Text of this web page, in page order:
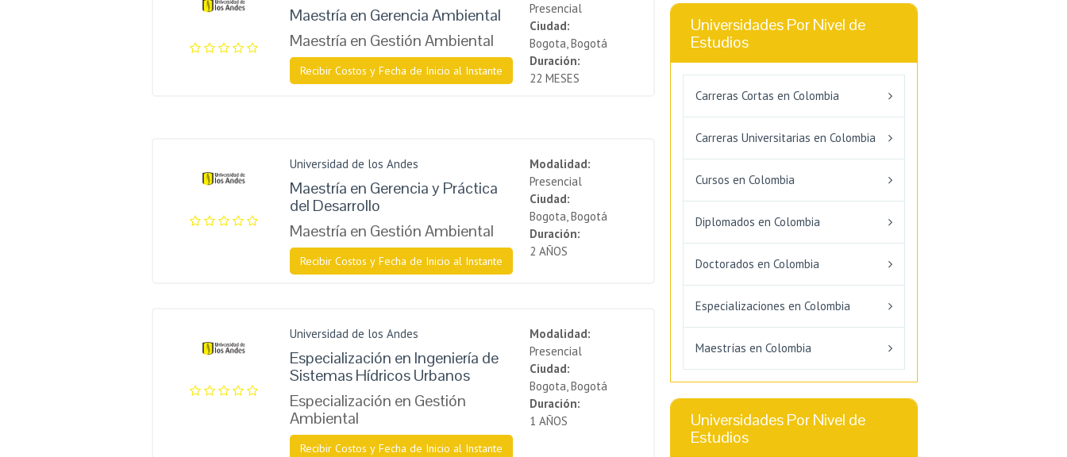
Maestría en Gerencia Ambiental
Maestría en Gestión Ambiental
Recibir Costos y Fecha de Inicio al Instante
Presencial
Ciudad:
Bogota, Bogotá
Duración:
22 MESES
Universidad de los Andes
Maestría en Gerencia y Práctica
del Desarrollo
Maestría en Gestión Ambiental
Recibir Costos y Fecha de Inicio al Instante
Modalidad:
Presencial
Ciudad:
Bogota, Bogotá
Duración:
2 AÑOS
Universidad de los Andes
Especialización en Ingeniería de
Sistemas Hídricos Urbanos
Especialización en Gestión
Ambiental
Recibir Costos y Fecha de Inicio al Instante
Modalidad:
Presencial
Ciudad:
Bogota, Bogotá
Duración:
1 AÑOS
Universidades Por Nivel de
Estudios
Carreras Cortas en Colombia
Carreras Universitarias en Colombia
Cursos en Colombia
Diplomados en Colombia
Doctorados en Colombia
Especializaciones en Colombia
Maestrías en Colombia
Universidades Por Nivel de
Estudios